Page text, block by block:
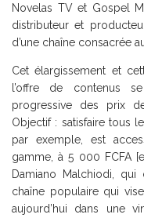
Novelas TV et Gospel
distributeur et
d’une chaîne consacrée
Cet élargissement et
l’offre de contenus
progressive des prix
Objectif : satisfaire tous
par exemple, est
gamme, à 5 000 FCFA
Damiano Malchiodi, qui
chaîne populaire qui
aujourd’hui dans une